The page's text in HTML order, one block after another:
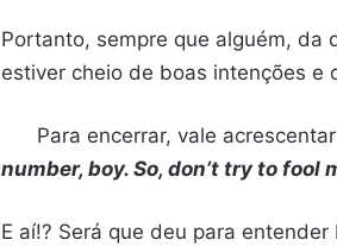
Portanto, sempre que alguém, da
estiver cheio de boas intenções e
Para encerrar, vale
number, boy. So, don’t try to fool
E aí!? Será que deu para